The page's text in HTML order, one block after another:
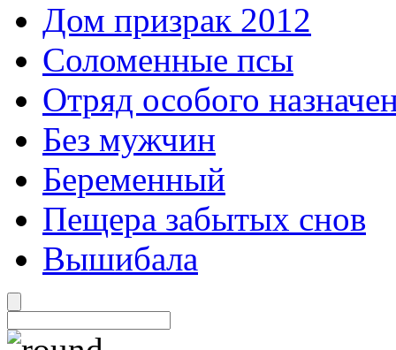
Дом призрак 2012
Соломенные псы
Отряд особого
Без мужчин
Беременный
Пещера забытых снов
Вышибала